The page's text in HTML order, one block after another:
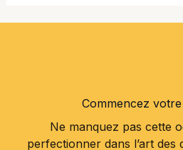
Commencez
Ne manquez pas cette
perfectionner dans l’art des